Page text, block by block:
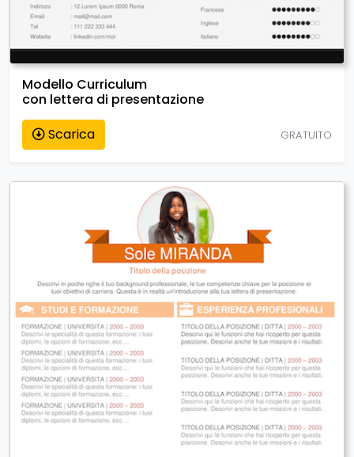
Modello Curriculum
con lettera di presentazione
Scarica
GRATUITO